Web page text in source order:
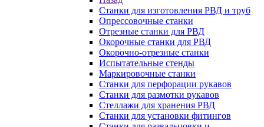
Станки для изготовления РВД и труб
Опрессовочные станки
Отрезные станки для РВД
Окорочные станки для РВД
Окорочно-отрезные станки
Испытательные стенды
Маркировочные станки
Станки для перфорации рукавов
Станки для размотки рукавов
Стеллажи для хранения РВД
Станки для установки фитингов